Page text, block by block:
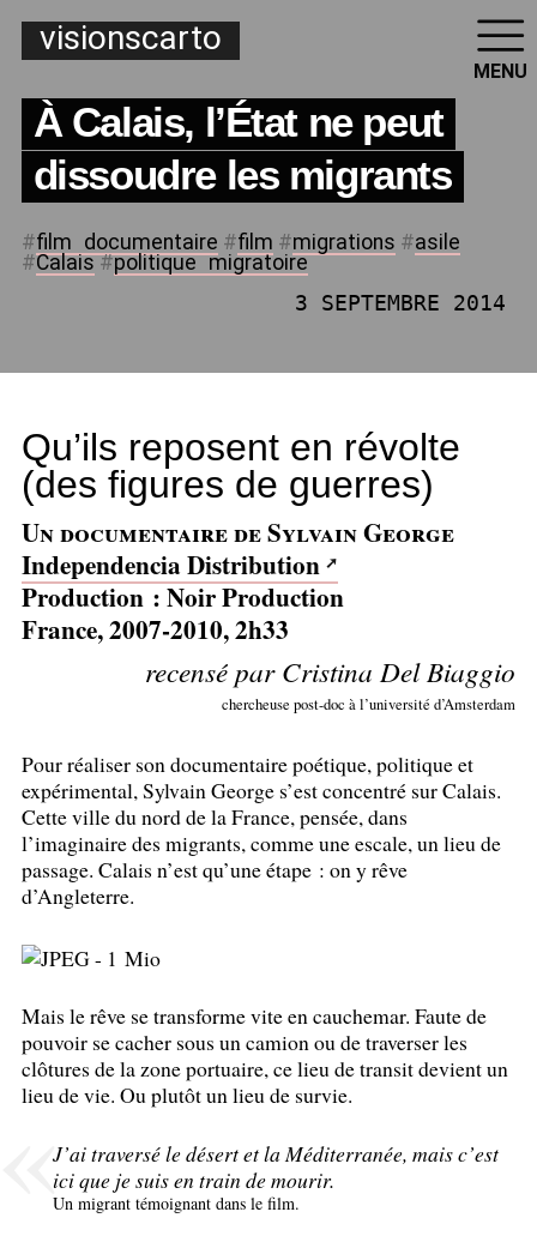
visionscarto
MENU
À Calais, l’État ne peut
dissoudre les migrants
#film documentaire #film #migrations #asile
#Calais #politique_migratoire
3 SEPTEMBRE 2014
Qu’ils reposent en révolte
(des figures de guerres)
Un documentaire de Sylvain George
Independencia Distribution
Production : Noir Production
France, 2007-2010, 2h33
recensé par Cristina Del Biaggio
chercheuse post-doc à l’université d’Amsterdam
Pour réaliser son documentaire poétique, politique et
expérimental, Sylvain George s’est concentré sur Calais.
Cette ville du nord de la France, pensée, dans
l’imaginaire des migrants, comme une escale, un lieu de
passage. Calais n’est qu’une étape : on y rêve
d’Angleterre.
Mais le rêve se transforme vite en cauchemar. Faute de
pouvoir se cacher sous un camion ou de traverser les
clôtures de la zone portuaire, ce lieu de transit devient un
lieu de vie. Ou plutôt un lieu de survie.
J’ai traversé le désert et la Méditerranée, mais c’est
ici que je suis en train de mourir.
Un migrant témoignant dans le film.